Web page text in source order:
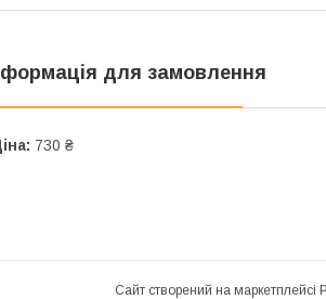
для замовлення
730 ₴
Сайт створений на маркетплейсі